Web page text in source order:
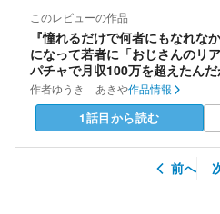
このレビューの作品
『憧れるだけで何者にもなれな
になって若者に「おじさんのリ
パチャで月収100万を超えたんだ
作者ゆうき あきや作品情報
1話目から読む
前へ